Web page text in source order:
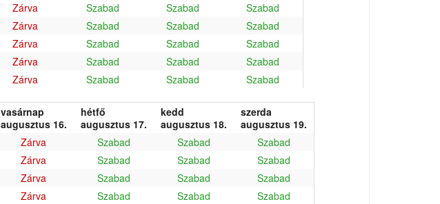
Zárva Szabad Szabad
Szabad
Zárva Szabad Szabad
Szabad
Zárva Szabad Szabad
Szabad
Zárva Szabad Szabad
Szabad
Zárva Szabad Szabad Szabad
vasárnap
augusztus 16.
hétfő
augusztus 17.
kedd
augusztus 18.
szerda
augusztus 19.
Zárva Szabad Szabad
Szabad
Zárva Szabad Szabad
Szabad
Zárva Szabad Szabad
Szabad
Zárva Szabad Szabad
Szabad